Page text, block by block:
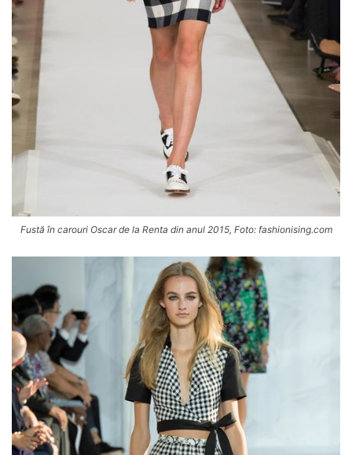
Fustă în carouri Oscar de la Renta din anul 2015, Foto: fashionising.com